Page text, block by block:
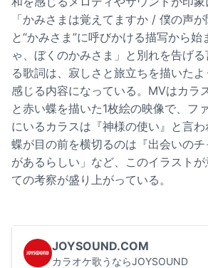
「かみさまは覚えてますか / 僕の声が
と“かみさま”に呼びかける描写から始
ゃ、ぼくのかみさま」と別れを告げ
る歌詞は、寂しさと旅立ちを描いた
感じる内容になっている。MVはカラ
と赤い蝶を描いた1枚絵の映像で、フ
にいるカラスは『神様の使い』と言
蝶が目の前を横切るのは『出会いの
があるらしい」など、このイラスト
ての考察が盛り上がっている。
JOYSOUND.COM
カラオケ歌うならJOYSOUND